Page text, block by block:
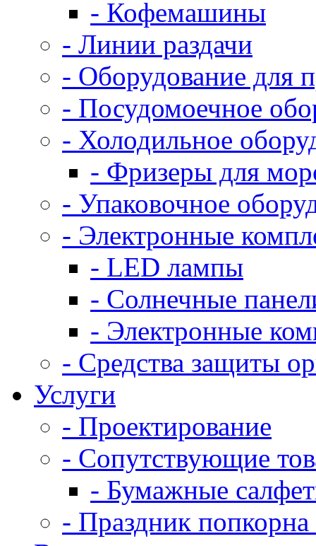
- Кофемашины
- Линии раздачи
- Оборудование для
- Посудомоечное
- Холодильное
- Фризеры для
- Упаковочное
- Электронные
- LED лампы
- Солнечные
- Электронные
- Средства защиты
Услуги
- Проектирование
- Сопутствующие
- Бумажные
- Праздник